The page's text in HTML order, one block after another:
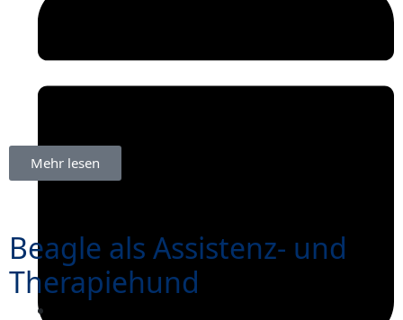
Mehr lesen
Beagle als Assistenz- und
Therapiehund